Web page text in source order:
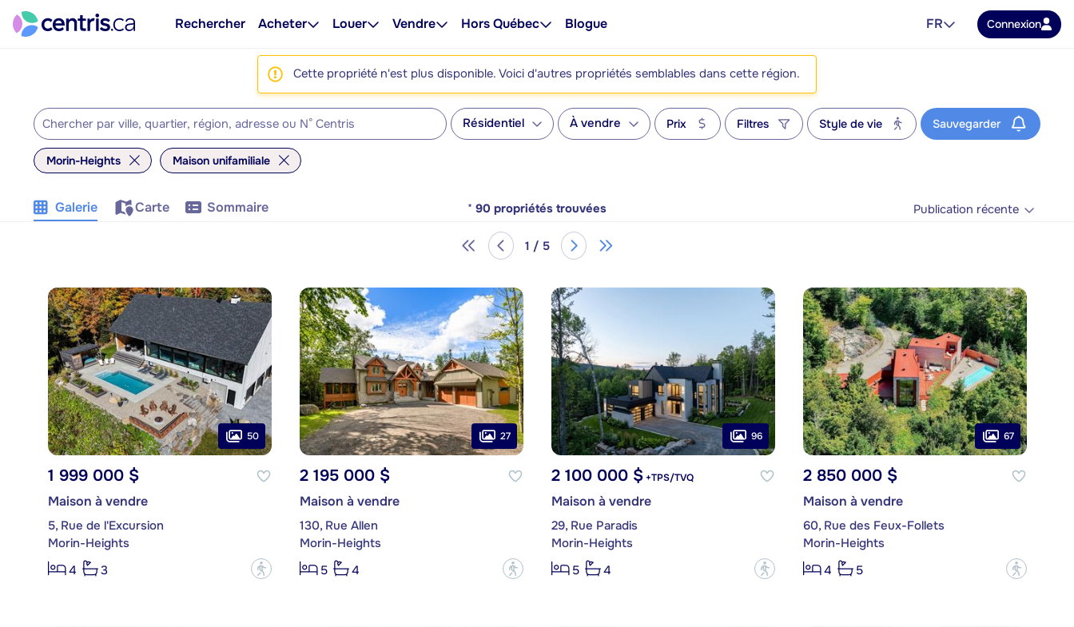
Rechercher Acheter Louer Vendre Hors Québec Blogue FR Connexion
Cette propriété n'est plus disponible. Voici d'autres propriétés semblables dans cette région.
Résidentiel À vendre Prix Filtres Style de vie Sauvegarder
Morin-Heights Maison unifamiliale
Galerie Carte Sommaire * 90 propriétés trouvées Publication récente
1 / 5
50
1 999 000 $
Maison à vendre
5, Rue de l'Excursion
Morin-Heights
4
3 ?
27
2 195 000 $
Maison à vendre
130, Rue Allen
Morin-Heights
5
4 ?
96
2 100 000 $+TPS/TVQ
Maison à vendre
29, Rue Paradis
Morin-Heights
5
4 ?
67
2 850 000 $
Maison à vendre
60, Rue des Feux-Follets
Morin-Heights
4
5 ?